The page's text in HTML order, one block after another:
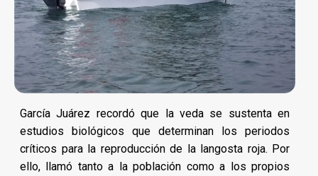
García Juárez recordó que la veda se sustenta en
estudios biológicos que determinan los periodos
críticos para la reproducción de la langosta roja. Por
ello, llamó tanto a la población como a los propios